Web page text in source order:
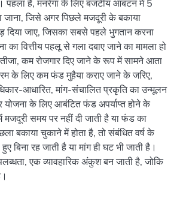
है, मनरेगा के लिए बजटीय आबंटन में 5
जाना, जिसे अगर पिछले मजदूरी के बकाया
जाए, जिसका सबसे पहले भुगतान करना
का वित्तीय पहलू से गला दबाए जाने का मामला हो
कम रोजगार दिए जाने के रूप में सामने आता
के लिए कम फंड मुहैया कराए जाने के जरिए,
आधारित, मांग-संचालित प्रकृति का उन्मूलन
योजना के लिए आबंटित फंड अपर्याप्त होने के
मजदूरी समय पर नहीं दी जाती है या फंड का
बकाया चुकाने में होता है, तो संबंधित वर्ष के
बिना रह जाती है या मांग ही घट भी जाती है।
एक व्यावहारिक अंकुश बन जाती है, जोकि